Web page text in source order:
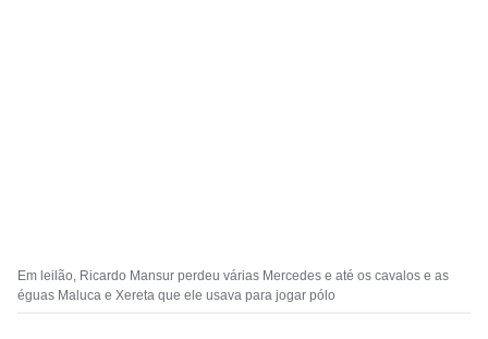
Em leilão, Ricardo Mansur perdeu várias Mercedes e até os cavalos e as
éguas Maluca e Xereta que ele usava para jogar pólo